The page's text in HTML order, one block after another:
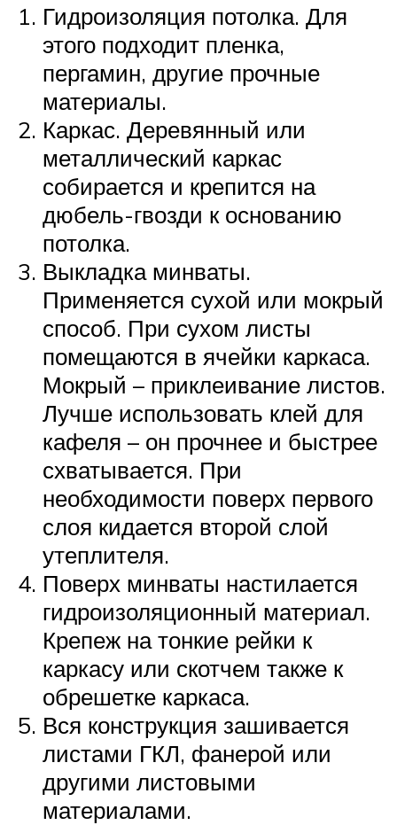
Гидроизоляция потолка. Для
этого подходит пленка,
пергамин, другие прочные
материалы.
Каркас. Деревянный или
металлический каркас
собирается и крепится на
дюбель-гвозди к основанию
потолка.
Выкладка минваты.
Применяется сухой или мокрый
способ. При сухом листы
помещаются в ячейки каркаса.
Мокрый – приклеивание листов.
Лучше использовать клей для
кафеля – он прочнее и быстрее
схватывается. При
необходимости поверх первого
слоя кидается второй слой
утеплителя.
Поверх минваты настилается
гидроизоляционный материал.
Крепеж на тонкие рейки к
каркасу или скотчем также к
обрешетке каркаса.
Вся конструкция зашивается
листами ГКЛ, фанерой или
другими листовыми
материалами.